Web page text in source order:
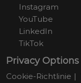
Instagram
YouTube
LinkedIn
TikTok
Privacy Options
Cookie-Richtlinie